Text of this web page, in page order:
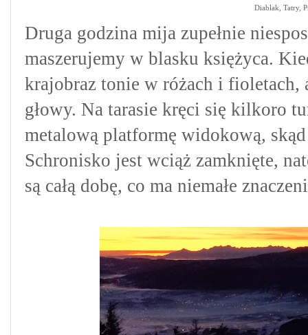
Diablak, Tatry,
Druga godzina mija zupełnie
maszerujemy w blasku księżyca.
krajobraz tonie w różach i
głowy. Na tarasie kręci się kilkoro
metalową platformę widokową,
Schronisko jest wciąż zamknięte,
są całą dobę, co ma niemałe